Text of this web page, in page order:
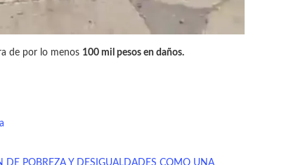
de por lo menos 100 mil pesos en daños.
POBREZA Y DESIGUALDADES COMO UNA